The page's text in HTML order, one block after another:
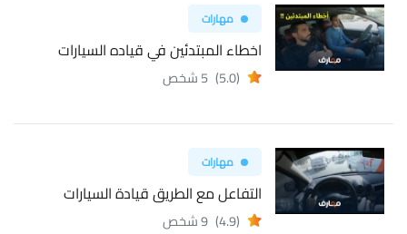
مهارات
اخطاء المبتدئين في قياده السيارات
(5.0) 5 شخص
مهارات
التفاعل مع الطريق قيادة السيارات
(4.9) 9 شخص